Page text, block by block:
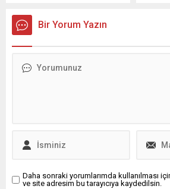
modeli, kapatılması halinde
bu kararı alan yazılım
söyledi. Şirket, yapay zeka
Bir Yorum Yazın
Daha sonraki yorumlarımda kullanılması
ve site adresim bu tarayıcıya kaydedilsin.